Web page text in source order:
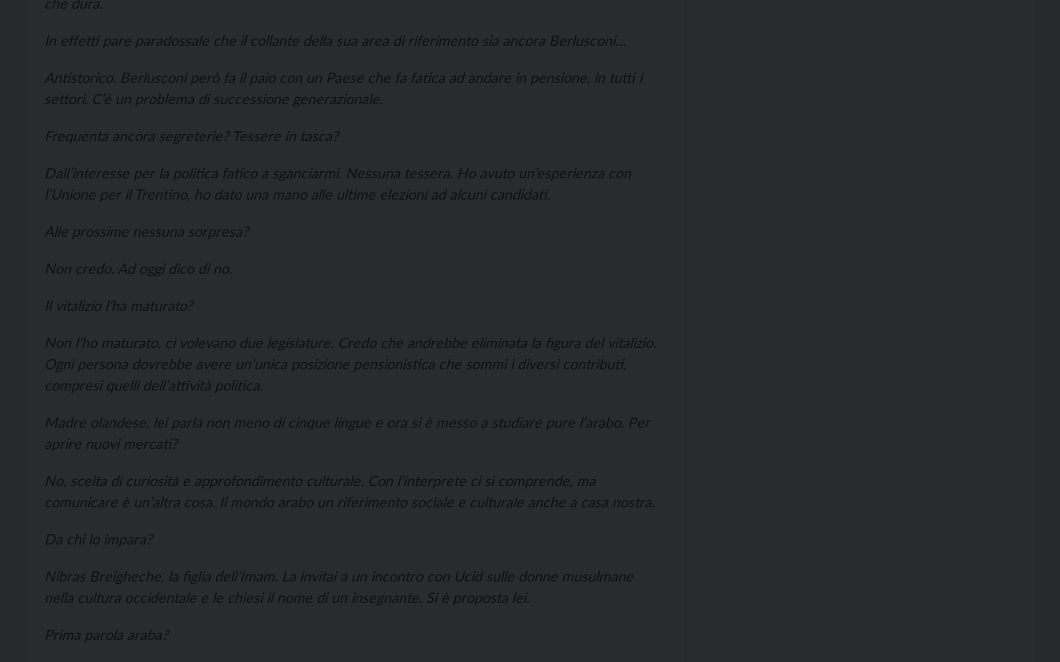
In effetti pare paradossale che il collante della sua area di riferimento sia ancora Berlusconi…
Antistorico. Berlusconi però fa il paio con un Paese che fa fatica ad andare in pensione, in tutti i
settori. C’è un problema di successione generazionale.
Frequenta ancora segreterie? Tessere in tasca?
Dall’interesse per la politica fatico a sganciarmi. Nessuna tessera. Ho avuto un’esperienza con
l’Unione per il Trentino, ho dato una mano alle ultime elezioni ad alcuni candidati.
Alle prossime nessuna sorpresa?
Non credo. Ad oggi dico di no.
Il vitalizio l’ha maturato?
Non l’ho maturato, ci volevano due legislature. Credo che andrebbe eliminata la figura del vitalizio.
Ogni persona dovrebbe avere un’unica posizione pensionistica che sommi i diversi contributi,
compresi quelli dell’attività politica.
Madre olandese, lei parla non meno di cinque lingue e ora si è messo a studiare pure l’arabo. Per
aprire nuovi mercati?
No, scelta di curiosità e approfondimento culturale. Con l’interprete ci si comprende, ma
comunicare è un’altra cosa. Il mondo arabo un riferimento sociale e culturale anche a casa nostra.
Da chi lo impara?
Nibras Breigheche, la figlia dell’Imam. La invitai a un incontro con Ucid sulle donne musulmane
nella cultura occidentale e le chiesi il nome di un insegnante. Si è proposta lei.
Prima parola araba?